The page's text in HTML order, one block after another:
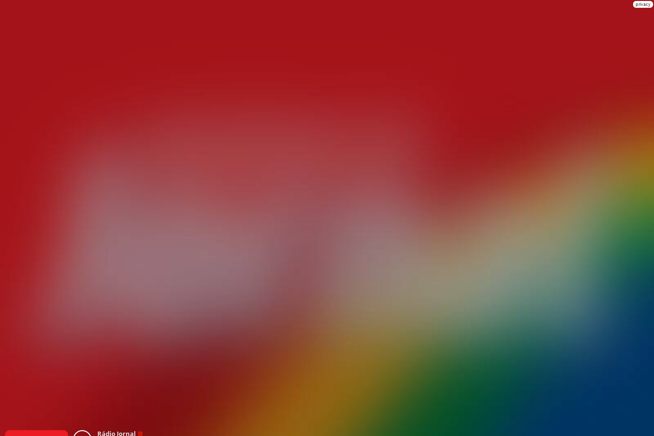
privacy
Rádio Jornal